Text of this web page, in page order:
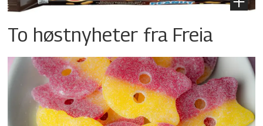
To høstnyheter fra Freia